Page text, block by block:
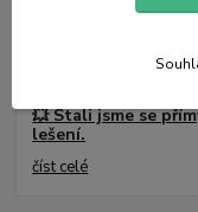
💥 Stali jsme se
lešení.
číst celé